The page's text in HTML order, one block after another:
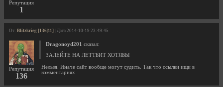
Репутация
1
От: Blitzkrieg [136|11] | Дата 2014-10-19 23:49:45
Репутация
136
Dragonoyd201 сказал:
ЗАЛЕЙТЕ НА ЛЕТТБИТ ХОТЯБЫ
Нельзя. Иначе сайт вообще могут судить. Так что ссылки ищи в
комментариях